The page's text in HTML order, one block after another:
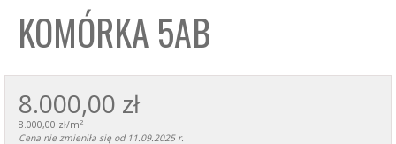
KOMÓRKA 5AB
8.000,00 zł
8.000,00 zł/m2
Cena nie zmieniła się od 11.09.2025 r.